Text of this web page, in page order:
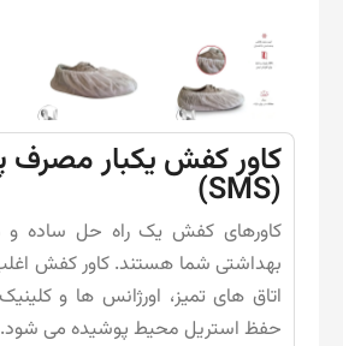
کاور کفش یکبار مصرف
(SMS)
کاورهای کفش یک راه حل ساده و
بهداشتی شما هستند. کاور کفش اغلب
اتاق های تمیز، اورژانس ها و
حفظ استریل محیط پوشیده می شود.